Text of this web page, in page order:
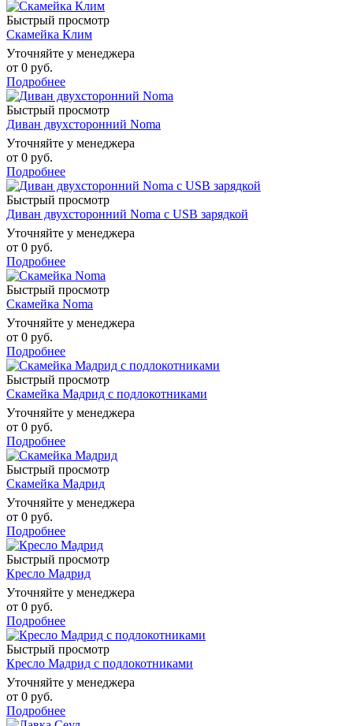
Быстрый просмотр
Скамейка Клим
Уточняйте у менеджера
от 0 руб.
Подробнее
Быстрый просмотр
Диван двухсторонний Noma
Уточняйте у менеджера
от 0 руб.
Подробнее
Быстрый просмотр
Диван двухсторонний Noma с USB зарядкой
Уточняйте у менеджера
от 0 руб.
Подробнее
Быстрый просмотр
Скамейка Noma
Уточняйте у менеджера
от 0 руб.
Подробнее
Быстрый просмотр
Скамейка Мадрид с подлокотниками
Уточняйте у менеджера
от 0 руб.
Подробнее
Быстрый просмотр
Скамейка Мадрид
Уточняйте у менеджера
от 0 руб.
Подробнее
Быстрый просмотр
Кресло Мадрид
Уточняйте у менеджера
от 0 руб.
Подробнее
Быстрый просмотр
Кресло Мадрид с подлокотниками
Уточняйте у менеджера
от 0 руб.
Подробнее